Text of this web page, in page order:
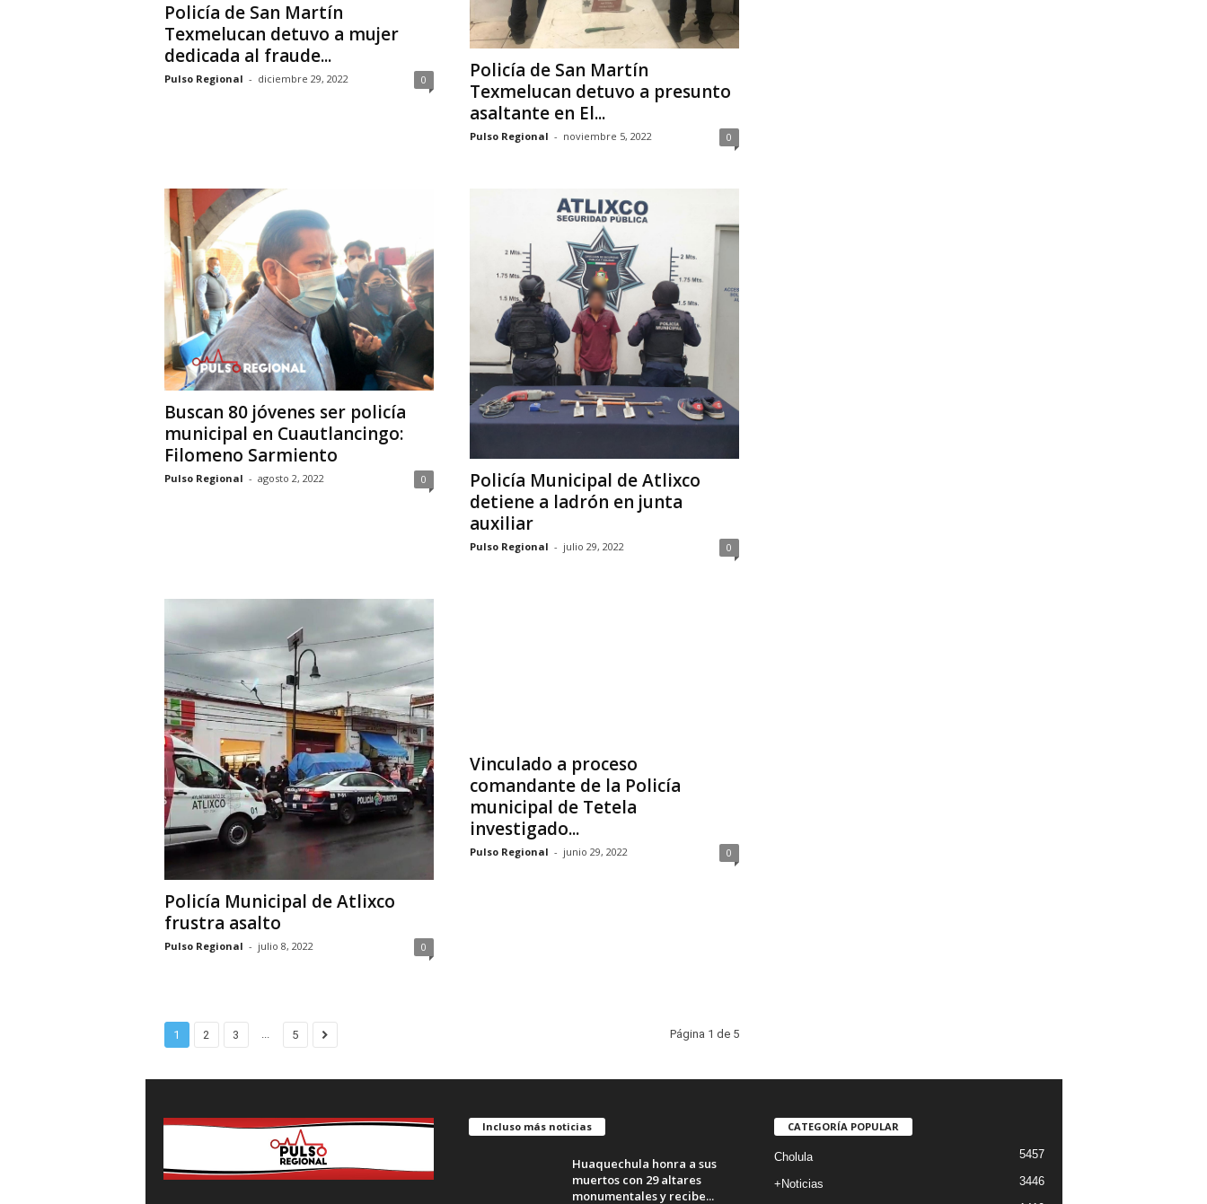
Policía de San Martín
Texmelucan detuvo a mujer
dedicada al fraude...
Pulso Regional - diciembre 29, 2022 0
Policía de San Martín
Texmelucan detuvo a presunto
asaltante en El...
Pulso Regional - noviembre 5, 2022 0
Buscan 80 jóvenes ser policía
municipal en Cuautlancingo:
Filomeno Sarmiento
Pulso Regional - agosto 2, 2022 0
Policía Municipal de Atlixco
detiene a ladrón en junta
auxiliar
Pulso Regional - julio 29, 2022 0
Policía Municipal de Atlixco
frustra asalto
Pulso Regional - julio 8, 2022 0
Vinculado a proceso
comandante de la Policía
municipal de Tetela
investigado...
Pulso Regional - junio 29, 2022 0
1 2 3 5 Página 1 de 5
Incluso más noticias
Huaquechula honra a sus
muertos con 29 altares
monumentales y recibe...
CATEGORÍA POPULAR
Cholula 5457
+Noticias 3446